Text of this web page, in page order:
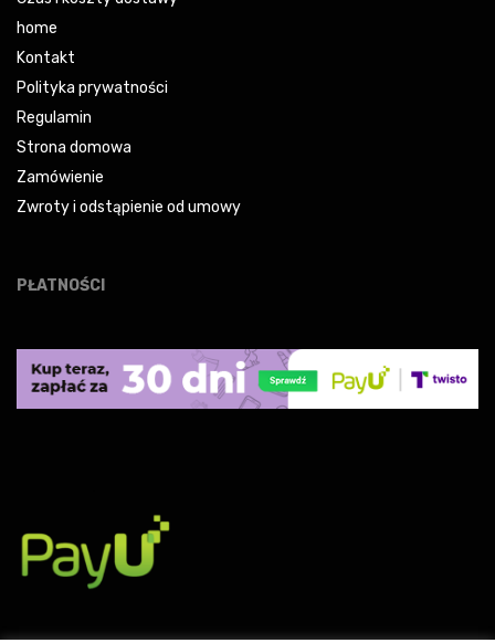
home
Kontakt
Polityka prywatności
Regulamin
Strona domowa
Zamówienie
Zwroty i odstąpienie od umowy
PŁATNOŚCI